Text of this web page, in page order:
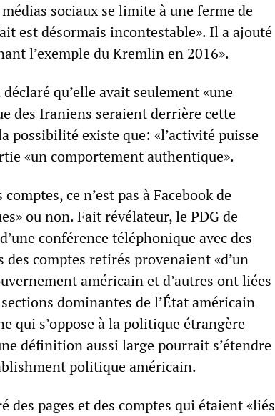
sociaux se limite à une ferme de
est désormais incontestable». Il a ajouté
l’exemple du Kremlin en 2016».
qu’elle avait seulement «une
des Iraniens seraient derrière cette
possibilité existe que: «l’activité puisse
«un comportement authentique».
ce n’est pas à Facebook de
ou non. Fait révélateur, le PDG de
conférence téléphonique avec des
comptes retirés provenaient «d’un
américain et d’autres ont liées
dominantes de l’État américain
qui s’oppose à la politique étrangère
définition aussi large pourrait s’étendre
politique américain.
des pages et des comptes qui étaient «liés